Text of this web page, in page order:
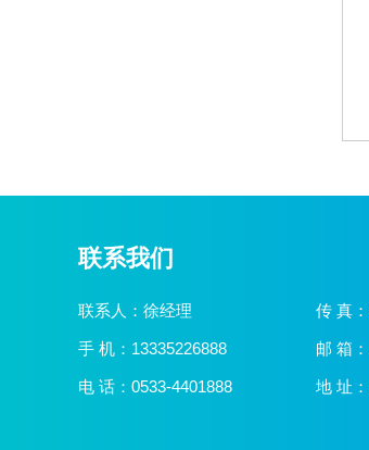
联系我们
联系人：徐经理
手 机：13335226888
电 话：0533-4401888
传 真
邮 箱
地 址